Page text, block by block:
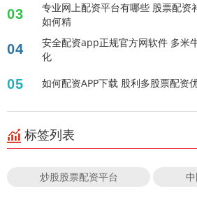
03
专业网上配资平台有哪些 股票配资
如何精
04
安全配资app正规官方网软件 多米
化
05 如何配资APP下载 股利多股票配资
标签列表
炒股股票配资平台